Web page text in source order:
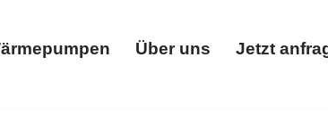
Über uns Jetzt